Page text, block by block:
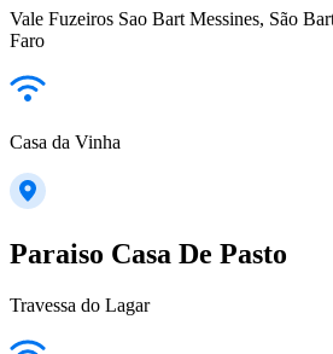
Vale Fuzeiros Sao Bart Messines, São
Faro
Casa da Vinha
Paraiso Casa De Pasto
Travessa do Lagar